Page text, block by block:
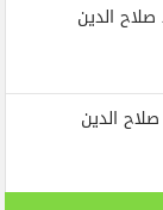
الدين
الدين